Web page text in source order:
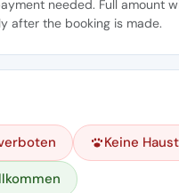
needed. Full amount
after the booking is made.
Keine